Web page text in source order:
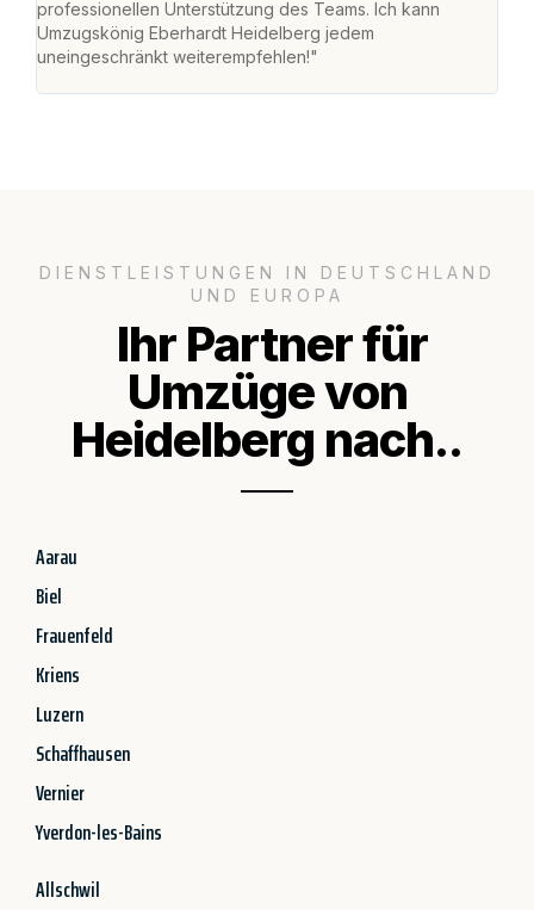
professionellen Unterstützung des Teams. Ich kann
Umzugskönig Eberhardt Heidelberg jedem
uneingeschränkt weiterempfehlen!"
DIENSTLEISTUNGEN IN DEUTSCHLAND
UND EUROPA
Ihr Partner für
Umzüge von
Heidelberg nach..
Aarau
Biel
Frauenfeld
Kriens
Luzern
Schaffhausen
Vernier
Yverdon-les-Bains
Allschwil